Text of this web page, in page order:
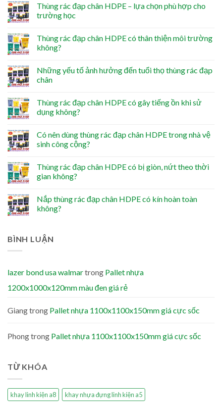
Thùng rác đạp chân HDPE – lựa chọn phù hợp cho
trường học
Thùng rác đạp chân HDPE có thân thiện môi trường
không?
Những yếu tố ảnh hưởng đến tuổi thọ thùng rác đạp
chân
Thùng rác đạp chân HDPE có gây tiếng ồn khi sử
dụng không?
Có nên dùng thùng rác đạp chân HDPE trong nhà vệ
sinh công cộng?
Thùng rác đạp chân HDPE có bị giòn, nứt theo thời
gian không?
Nắp thùng rác đạp chân HDPE có kín hoàn toàn
không?
BÌNH LUẬN
lazer bond usa walmartrong Pallet nhựa
1200x1000x120mm màu đen giá rẻ
Giangtrong Pallet nhựa 1100x1100x150mm giá cực sốc
Phongtrong Pallet nhựa 1100x1100x150mm giá cực sốc
TỪ KHÓA
khay linh kiện a8 khay nhựa đựng linh kiện a5